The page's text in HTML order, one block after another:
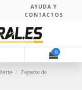
AYUDA Y
CONTACTOS
0
Zapatos de